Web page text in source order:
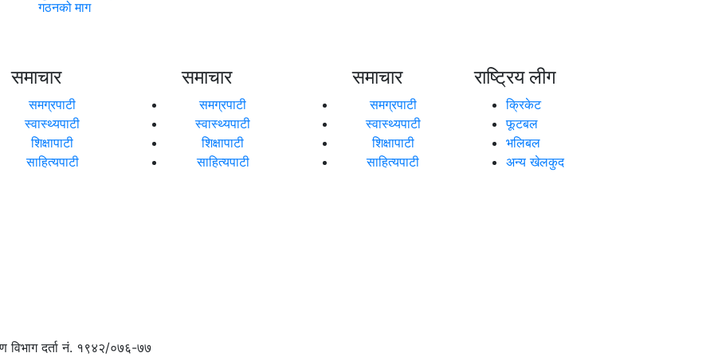
गठनको माग
समाचार
समग्रपाटी
स्वास्थ्यपाटी
शिक्षापाटी
साहित्यपाटी
समाचार
समग्रपाटी
स्वास्थ्यपाटी
शिक्षापाटी
साहित्यपाटी
समाचार
समग्रपाटी
स्वास्थ्यपाटी
शिक्षापाटी
साहित्यपाटी
राष्ट्रिय लीग
क्रिकेट
फूटबल
भलिबल
अन्य खेलकुद
विभाग दर्ता नं. १९४२/०७६-७७